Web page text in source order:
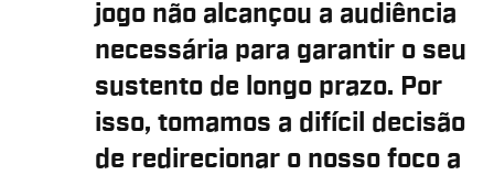
jogo não alcançou a audiência
necessária para garantir o seu
sustento de longo prazo. Por
isso, tomamos a difícil decisão
de redirecionar o nosso foco a